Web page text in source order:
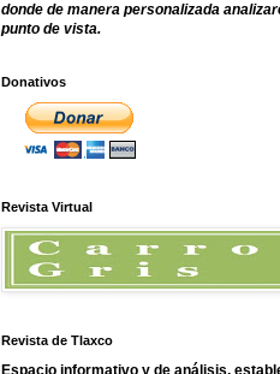
donde de manera personalizada
punto de vista.
Donativos
Revista Virtual
Revista de Tlaxco
Espacio informativo y de análisis,